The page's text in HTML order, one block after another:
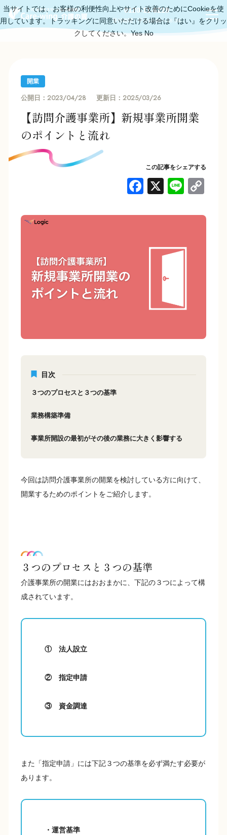
0120-11-6219
受付時間：平日10:00～18:00
開業
公開日： 2023/04/28 更新日： 2025/03/26
【訪問介護事業所】新規事業所開業
のポイントと流れ
この記事をシェアする
F
c
b
X Li
e
目次
３つのプロセスと３つの基準
業務構築準備
事業所開設の最初がその後の業務に大きく影響する
今回は訪問介護事業所の開業を検討している方に向けて、
開業するためのポイントをご紹介します。
３つのプロセスと３つの基準
介護事業所の開業にはおおまかに、下記の３つによって構
成されています。
① 法人設立
② 指定申請
③ 資金調達
また「指定申請」には下記３つの基準を必ず満たす必要が
あります。
・運営基準
当サイトでは、お客様の利便性向上やサイト改善のためにCookieを使
用しています。トラッキングに同意いただける場合は『はい』をクリッ
クしてください。Yes No